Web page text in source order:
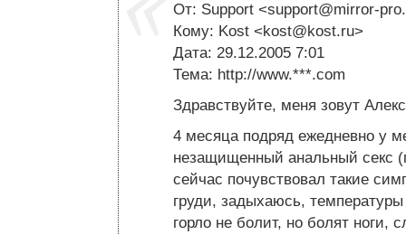
От: Support <support@mirror-
Кому: Kost <kost@kost.ru>
Дата: 29.12.2005 7:01
Тема: http://www.***.com
Здравствуйте, меня зовут
4 месяца подряд ежедневно у
незащищенный анальный секс
сейчас почувствовал такие
груди, задыхаюсь, температуры
горло не болит, но болят ноги,